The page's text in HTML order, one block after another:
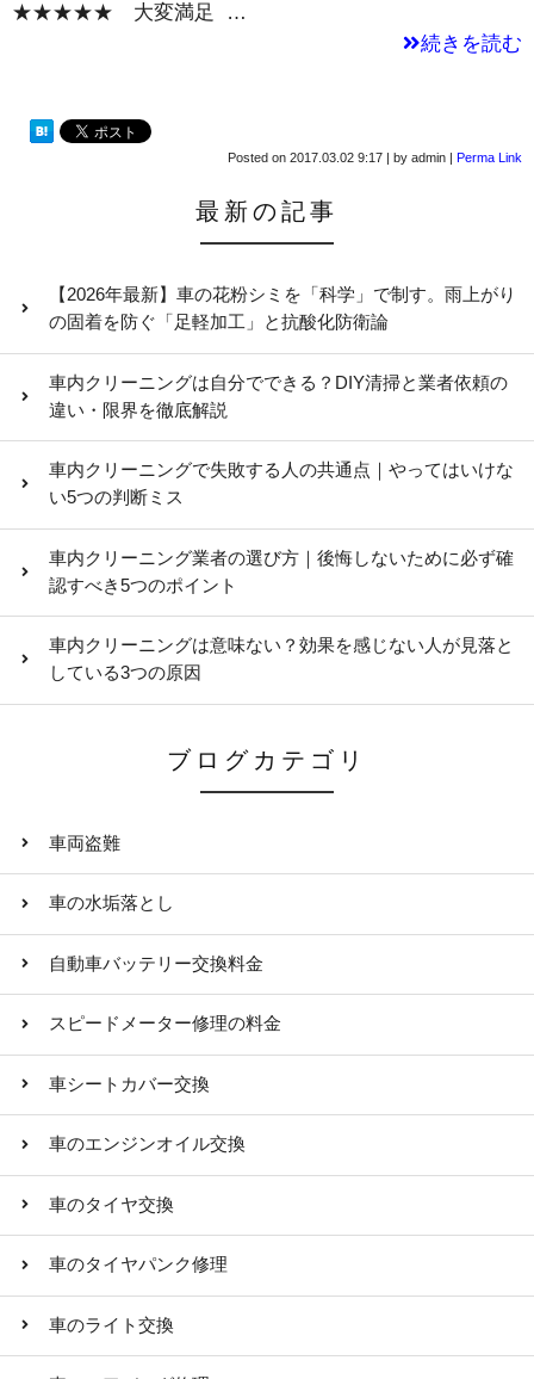
★★★★★ 大変満足 …
続きを読む
Posted on 2017.03.02 9:17 | by admin | Perma Link
最新の記事
【2026年最新】車の花粉シミを「科学」で制す。雨上がり
の固着を防ぐ「足軽加工」と抗酸化防衛論
車内クリーニングは自分でできる？DIY清掃と業者依頼の
違い・限界を徹底解説
車内クリーニングで失敗する人の共通点｜やってはいけな
い5つの判断ミス
車内クリーニング業者の選び方｜後悔しないために必ず確
認すべき5つのポイント
車内クリーニングは意味ない？効果を感じない人が見落と
している3つの原因
ブログカテゴリ
車両盗難
車の水垢落とし
自動車バッテリー交換料金
スピードメーター修理の料金
車シートカバー交換
車のエンジンオイル交換
車のタイヤ交換
車のタイヤパンク修理
車のライト交換